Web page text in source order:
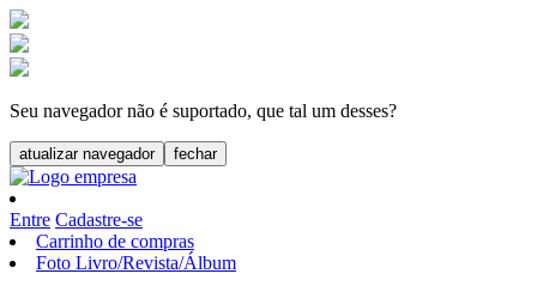
Seu navegador não é suportado, que tal um desses?
atualizar navegador fechar
Entre Cadastre-se
Carrinho de compras
Foto Livro/Revista/Álbum